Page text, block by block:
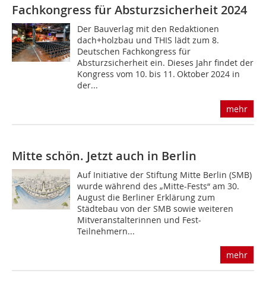
Fachkongress für Absturzsicherheit 2024
Der Bauverlag mit den Redaktionen
dach+holzbau und THIS lädt zum 8.
Deutschen Fachkongress für
Absturzsicherheit ein. Dieses Jahr findet der
Kongress vom 10. bis 11. Oktober 2024 in
der...
mehr
Mitte schön. Jetzt auch in Berlin
Auf Initiative der Stiftung Mitte Berlin (SMB)
wurde während des „Mitte-Fests“ am 30.
August die Berliner Erklärung zum
Städtebau von der SMB sowie weiteren
Mitveranstalterinnen und Fest-
Teilnehmern...
mehr